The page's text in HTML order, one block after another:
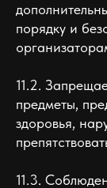
порядку и
11.2.
предметы,
здоровья,
11.3.